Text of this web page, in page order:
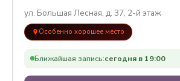
ул. Большая Лесная, д. 37, 2-й этаж
Особенно хорошее место
Ближайшая запись:сегодня в 19:00